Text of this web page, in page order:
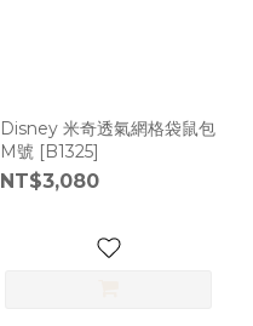
Disney 米奇透氣網格袋鼠包
M號 [B1325]
NT$3,080